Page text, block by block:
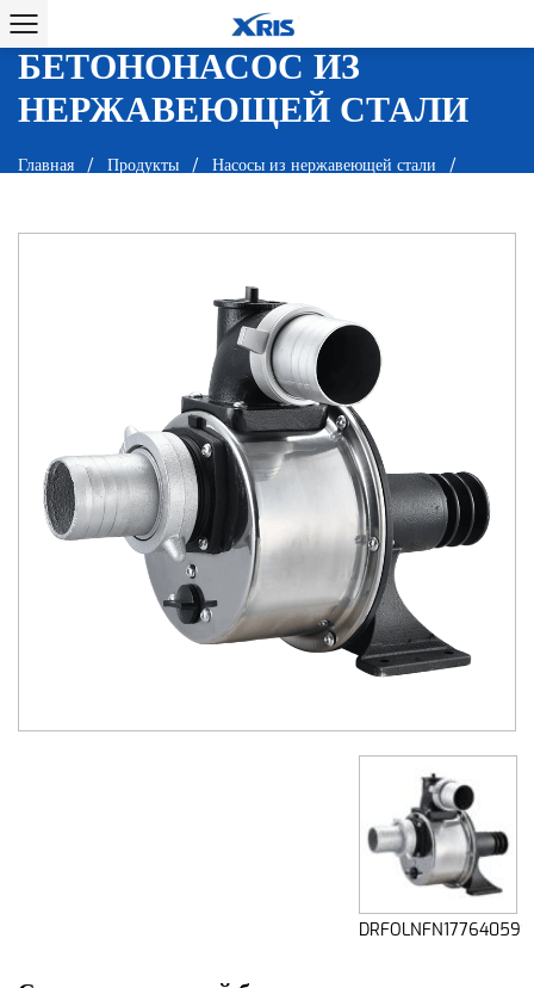
САМОВСАСЫВАЮЩИЙ
БЕТОНОНАСОС ИЗ
НЕРЖАВЕЮЩЕЙ СТАЛИ
Главная / Продукты / Насосы из нержавеющей стали
/